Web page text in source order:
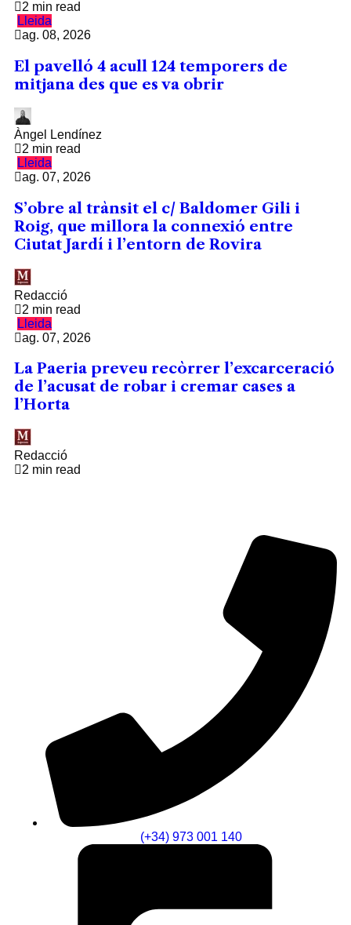
2 min read
Lleida
ag. 08, 2026
El pavelló 4 acull 124 temporers de
mitjana des que es va obrir
Àngel Lendínez
2 min read
Lleida
ag. 07, 2026
S’obre al trànsit el c/ Baldomer Gili i
Roig, que millora la connexió entre
Ciutat Jardí i l’entorn de Rovira
Redacció
2 min read
Lleida
ag. 07, 2026
La Paeria preveu recòrrer l’excarceració
de l’acusat de robar i cremar cases a
l’Horta
Redacció
2 min read
(+34) 973 001 140